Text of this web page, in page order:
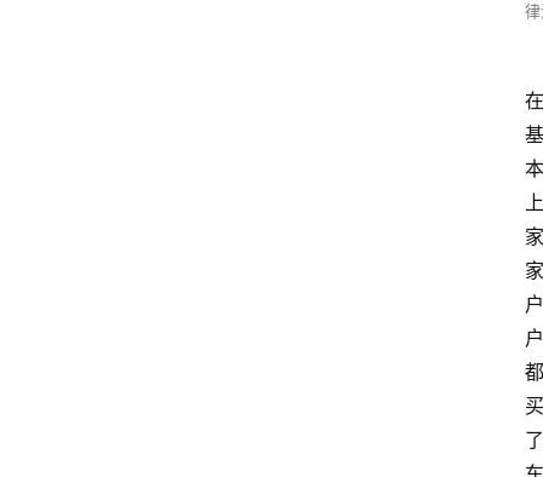
在
基
本
上
家
家
户
户
都
买
了